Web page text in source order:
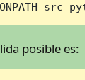
posible es: